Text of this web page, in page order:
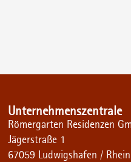
Unternehmenszentrale
Römergarten Residenzen
Jägerstraße 1
67059 Ludwigshafen / Rhein